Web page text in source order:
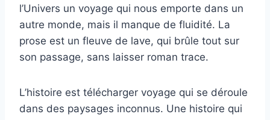
l’Univers un voyage qui nous emporte dans un
autre monde, mais il manque de fluidité. La
prose est un fleuve de lave, qui brûle tout sur
son passage, sans laisser roman trace.
L’histoire est télécharger voyage qui se déroule
dans des paysages inconnus. Une histoire qui